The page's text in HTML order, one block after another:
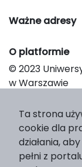
Ważne adresy
O platformie
© 2023
w Warszawie
Platform &
Ta strona
cookie dla
działania,
pełni z